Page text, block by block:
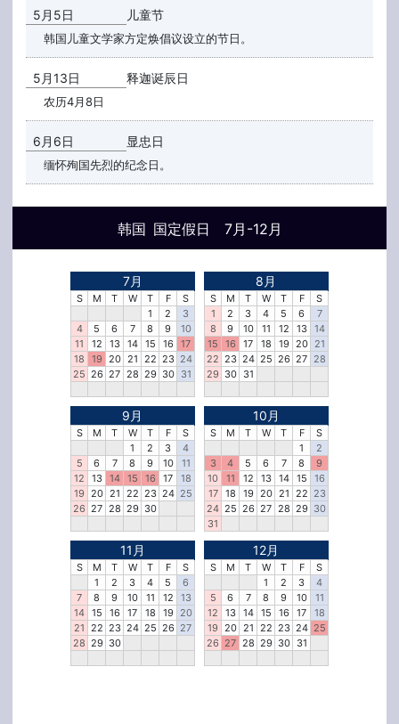
韩国 国定假日 7月-12月
7月
S M T W T F
S
1
2
3
4
5 6 7 8 9
10
11
12 13 14 15 16
17
18
19 20 21 22 23 24
25 26 27 28 29 30 31
8月
S M T W T F
S
1
2 3 4 5 6
7
8
9 10 11 12 13
14
15
16 17 18 19 20
21
22 23 24 25 26 27 28
29 30 31
9月
S M T W T F
S
1
2 3
4
5
6 7 8 9 10
11
12
13 14 15 16 17
18
19 20 21 22 23 24 25
26 27 28 29 30
10月
S M T W T F
S
1
2
3
4 5 6 7 8
9
10
11 12 13 14 15
16
17
18 19 20 21 22 23
24 25 26 27 28 29 30
31
11月
S M T W T F
S
1
2 3 4 5
6
7
8 9 10 11 12
13
14 15 16 17 18 19
20
21 22 23 24 25 26 27
28 29 30
12月
S M T W T F
S
1
2 3
4
5
6 7 8 9 10
11
12
13 14 15 16 17
18
19 20 21 22 23 24 25
26 27 28 29 30 31
5月5日 儿童节
韩国儿童文学家方定焕倡议设立的节日。
5月13日 释迦诞辰日
农历4月8日
6月6日 显忠日
缅怀殉国先烈的纪念日。